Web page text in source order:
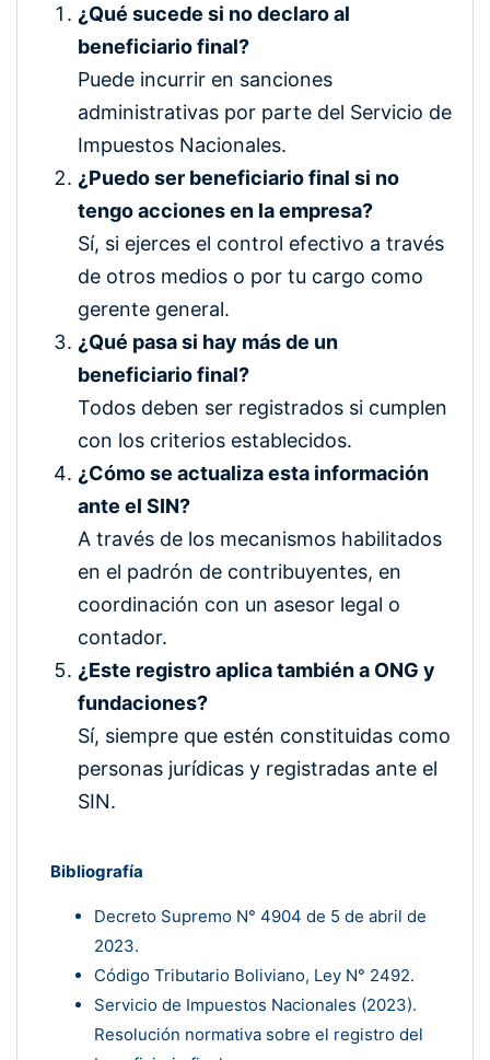
¿Qué sucede si no declaro al
beneficiario final?
Puede incurrir en sanciones
administrativas por parte del Servicio de
Impuestos Nacionales.
¿Puedo ser beneficiario final si no
tengo acciones en la empresa?
Sí, si ejerces el control efectivo a través
de otros medios o por tu cargo como
gerente general.
¿Qué pasa si hay más de un
beneficiario final?
Todos deben ser registrados si cumplen
con los criterios establecidos.
¿Cómo se actualiza esta información
ante el SIN?
A través de los mecanismos habilitados
en el padrón de contribuyentes, en
coordinación con un asesor legal o
contador.
¿Este registro aplica también a ONG y
fundaciones?
Sí, siempre que estén constituidas como
personas jurídicas y registradas ante el
SIN.
Bibliografía
Decreto Supremo N° 4904 de 5 de abril de
2023.
Código Tributario Boliviano, Ley N° 2492.
Servicio de Impuestos Nacionales (2023).
Resolución normativa sobre el registro del